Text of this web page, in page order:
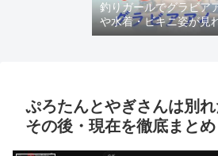
釣りガールでグラビア
や水着・ビキニ姿が見
チャンネル
ぷろたんとやぎさんは別
その後・現在を徹底まとめ